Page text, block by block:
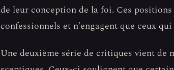
de leur conception de la foi. Ces
confessionnels et n'engagent que ceux
Une deuxième série de critiques vient de